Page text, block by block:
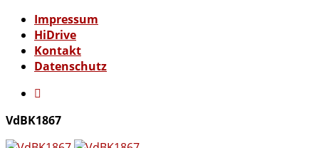
Überspringe
den
Inhalt
Impressum
HiDrive
Kontakt
Datenschutz
VdBK1867